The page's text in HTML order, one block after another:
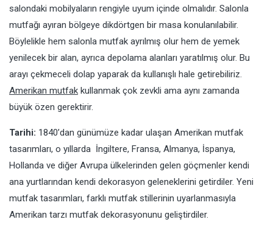
salondaki mobilyaların rengiyle uyum içinde olmalıdır. Salonla
mutfağı ayıran bölgeye dikdörtgen bir masa konulanılabilir.
Böylelikle hem salonla mutfak ayrılmış olur hem de yemek
yenilecek bir alan, ayrıca depolama alanları yaratılmış olur. Bu
arayı çekmeceli dolap yaparak da kullanışlı hale getirebiliriz.
Amerikan mutfak kullanmak çok zevkli ama aynı zamanda
büyük özen gerektirir.
Tarihi: 1840’dan günümüze kadar ulaşan Amerikan mutfak
tasarımları, o yıllarda İngiltere, Fransa, Almanya, İspanya,
Hollanda ve diğer Avrupa ülkelerinden gelen göçmenler kendi
ana yurtlarından kendi dekorasyon geleneklerini getirdiler. Yeni
mutfak tasarımları, farklı mutfak stillerinin uyarlanmasıyla
Amerikan tarzı mutfak dekorasyonunu geliştirdiler.